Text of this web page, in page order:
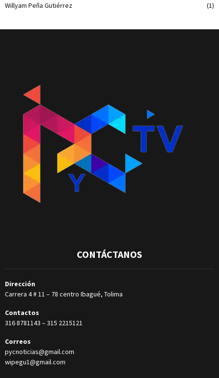
Willyam Peña Gutiérrez
(1)
CONTÁCTANOS
Dirección
Carrera 4 # 11 – 78 centro Ibagué, Tolima
Contactos
316 8781143 –315 2215121
Correos
pycnoticias@gmail.com
wipegu1@gmail.com